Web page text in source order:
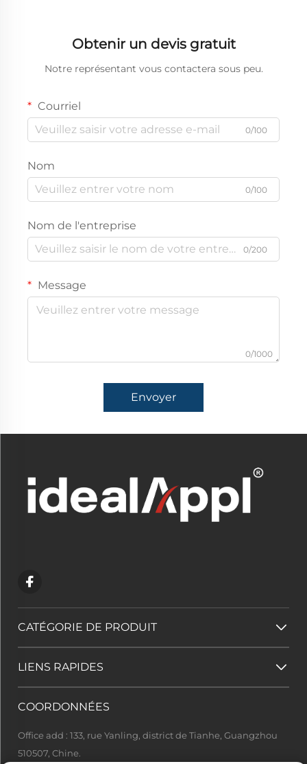
Obtenir un devis gratuit
Notre représentant vous contactera sous peu.
Courriel
0/100
Nom
0/100
Nom de l'entreprise
0/200
Message
0/1000
Envoyer
CATÉGORIE DE PRODUIT
LIENS RAPIDES
COORDONNÉES
Office add : 133, rue Yanling, district de Tianhe, Guangzhou
510507, Chine.